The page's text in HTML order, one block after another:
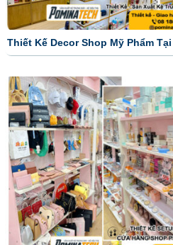
Thiết Kế Decor Shop Mỹ Phẩm